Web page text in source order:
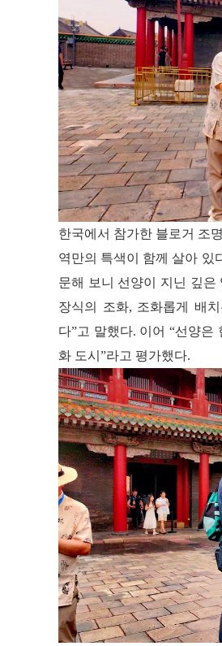
한국에서 참가한 블로거 조
역만의 특색이 함께 살아 있
문해 보니 선양이 지닌 깊은
장식의 조화, 조화롭게 배
다”고 말했다. 이어 “선양
화 도시”라고 평가했다.